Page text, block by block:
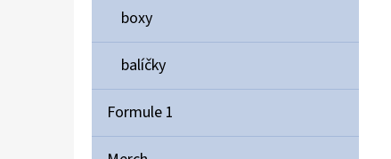
boxy
balíčky
Formule 1